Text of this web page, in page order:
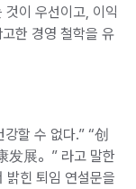
이 우선이고, 이익
한 경영 철학을 유
할 수 없다.” “创
展。” 라고 말한
힌 퇴임 연설문을